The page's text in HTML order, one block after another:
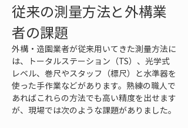
従来の測量方法と外構業
者の課題
外構・造園業者が従来用いてきた測量方法に
は、トータルステーション（TS）、光学式
レベル、巻尺やスタッフ（標尺）と水準器を
使った手作業などがあります。熟練の職人で
あればこれらの方法でも高い精度を出せます
が、現場では次のような課題がありました。